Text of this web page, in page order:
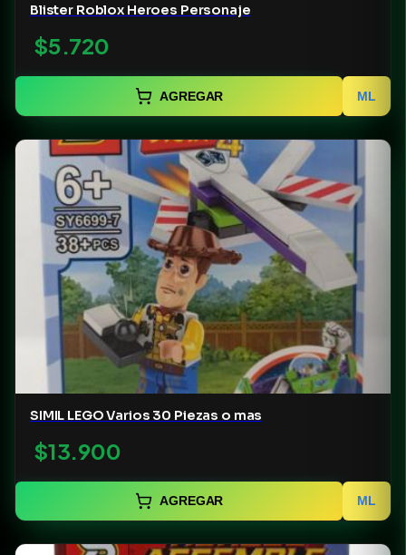
Blister Roblox Heroes Personaje
$5.720
AGREGAR ML
SIMIL LEGO Varios 30 Piezas o mas
$13.900
AGREGAR ML